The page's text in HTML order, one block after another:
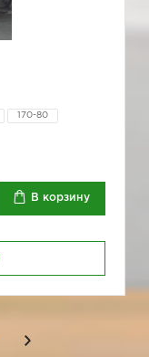
170-80
В корзину